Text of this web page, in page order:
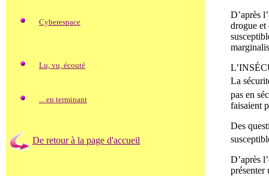
Cyberespace
Lu, vu, écouté
... en terminant
De retour à la page d'accueil
D’après
drogue et
La
pas en
faisaient
Des
D’après
présenter